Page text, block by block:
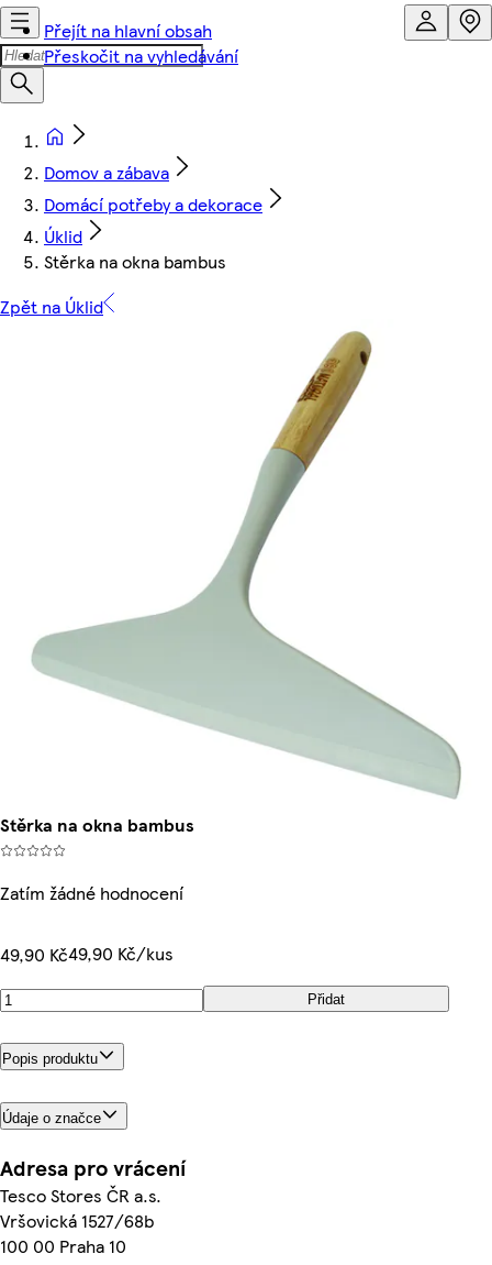
Přejít na hlavní obsah
Přeskočit na vyhledávání
Domov a zábava
Domácí potřeby a dekorace
Úklid
Stěrka na okna bambus
Zpět na Úklid
Stěrka na okna bambus
Zatím žádné hodnocení
49,90 Kč49,90 Kč/kus
Přidat
Popis produktu
Údaje o značce
Adresa pro vrácení
Tesco Stores ČR a.s.
Vršovická 1527/68b
100 00 Praha 10